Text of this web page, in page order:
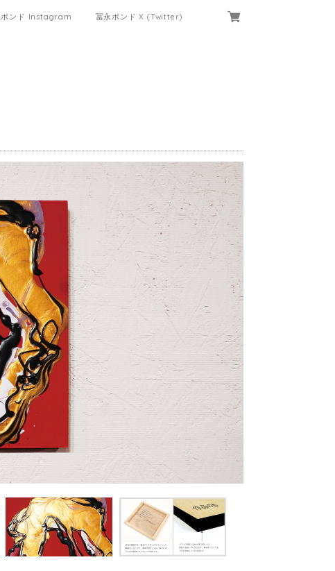
ボンド Instagram 冨永ボンド X (Twitter)